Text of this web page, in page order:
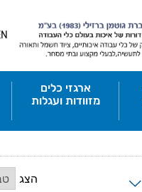
ארגזי כלים
מזוודות ועגלות
הצג